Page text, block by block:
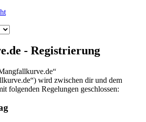
- Registrierung
wird zwischen dir und dem
folgenden Regelungen geschlossen: